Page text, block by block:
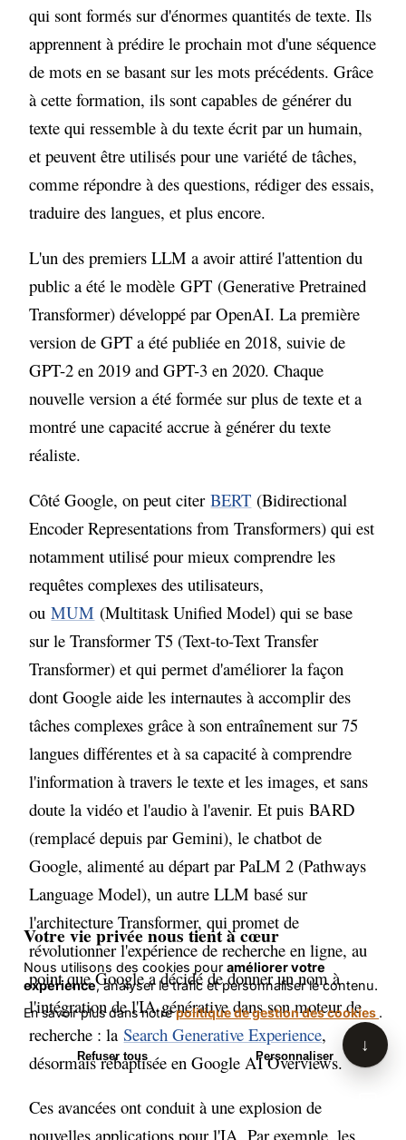
qui sont formés sur d'énormes quantités de texte. Ils
apprennent à prédire le prochain mot d'une séquence
de mots en se basant sur les mots précédents. Grâce
à cette formation, ils sont capables de générer du
texte qui ressemble à du texte écrit par un humain,
et peuvent être utilisés pour une variété de tâches,
comme répondre à des questions, rédiger des essais,
traduire des langues, et plus encore.
L'un des premiers LLM a avoir attiré l'attention du
public a été le modèle GPT (Generative Pretrained
Transformer) développé par OpenAI. La première
version de GPT a été publiée en 2018, suivie de
GPT-2 en 2019 and GPT-3 en 2020. Chaque
nouvelle version a été formée sur plus de texte et a
montré une capacité accrue à générer du texte
réaliste.
Côté Google, on peut citerBERT (Bidirectional
Encoder Representations from Transformers) qui est
notamment utilisé pour mieux comprendre les
requêtes complexes des utilisateurs,
ouMUM (Multitask Unified Model) qui se base
sur le Transformer T5 (Text-to-Text Transfer
Transformer) et qui permet d'améliorer la façon
dont Google aide les internautes à accomplir des
tâches complexes grâce à son entraînement sur 75
langues différentes et à sa capacité à comprendre
l'information à travers le texte et les images, et sans
doute la vidéo et l'audio à l'avenir. Et puis BARD
(remplacé depuis par Gemini), le chatbot de
Google, alimenté au départ par PaLM 2 (Pathways
Language Model), un autre LLM basé sur
l'architecture Transformer, qui promet de
révolutionner l'expérience de recherche en ligne, au
point que Google a décidé de donner un nom à
l'intégration de l'IA générative dans son moteur de
recherche : laSearch Generative Experience,
désormais rebaptisée en Google AI Overviews.
Ces avancées ont conduit à une explosion de
nouvelles applications pour l'IA. Par exemple, les
Votre vie privée nous tient à cœur
Nous utilisons des cookies pour améliorer votre
expérience, analyser le trafic et personnaliser le contenu.
En savoir plus dans notrepolitique de gestion des cookies .
Refuser tous Personnaliser
↓
Juju bot
Posez-moi vos questions
JG
Bonjour ! Je suis l'assistant IA de Julien
Gourdon. Je peux répondre à vos
questions sur le SEO et l'intelligence
artificielle en me basant sur le contenu
aujourd'hui ?